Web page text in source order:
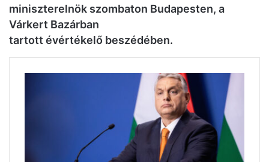
miniszterelnök szombaton Budapesten, a
Várkert Bazárban
tartott évértékelő beszédében.